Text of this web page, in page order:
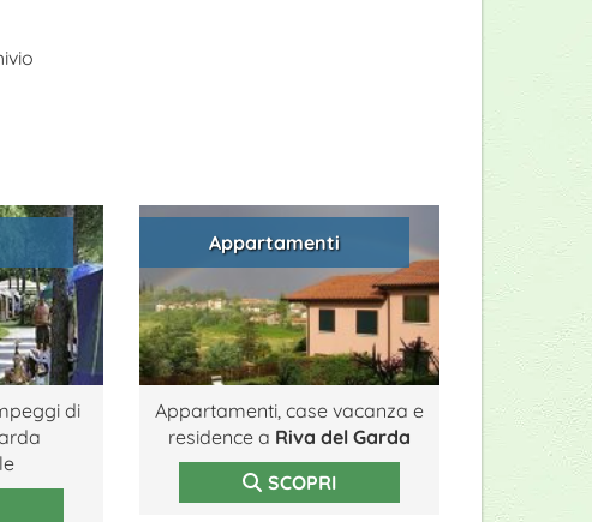
di
Appartamenti
Appartamenti, case vacanza e
residence a Riva del Garda
SCOPRI